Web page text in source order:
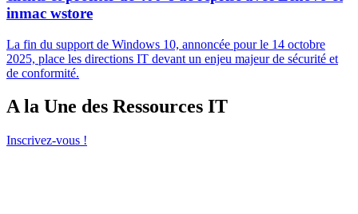
inmac wstore
La fin du support de Windows 10, annoncée pour le 14 octobre
2025, place les directions IT devant un enjeu majeur de sécurité et
de conformité.
A la Une des Ressources IT
Inscrivez-vous !